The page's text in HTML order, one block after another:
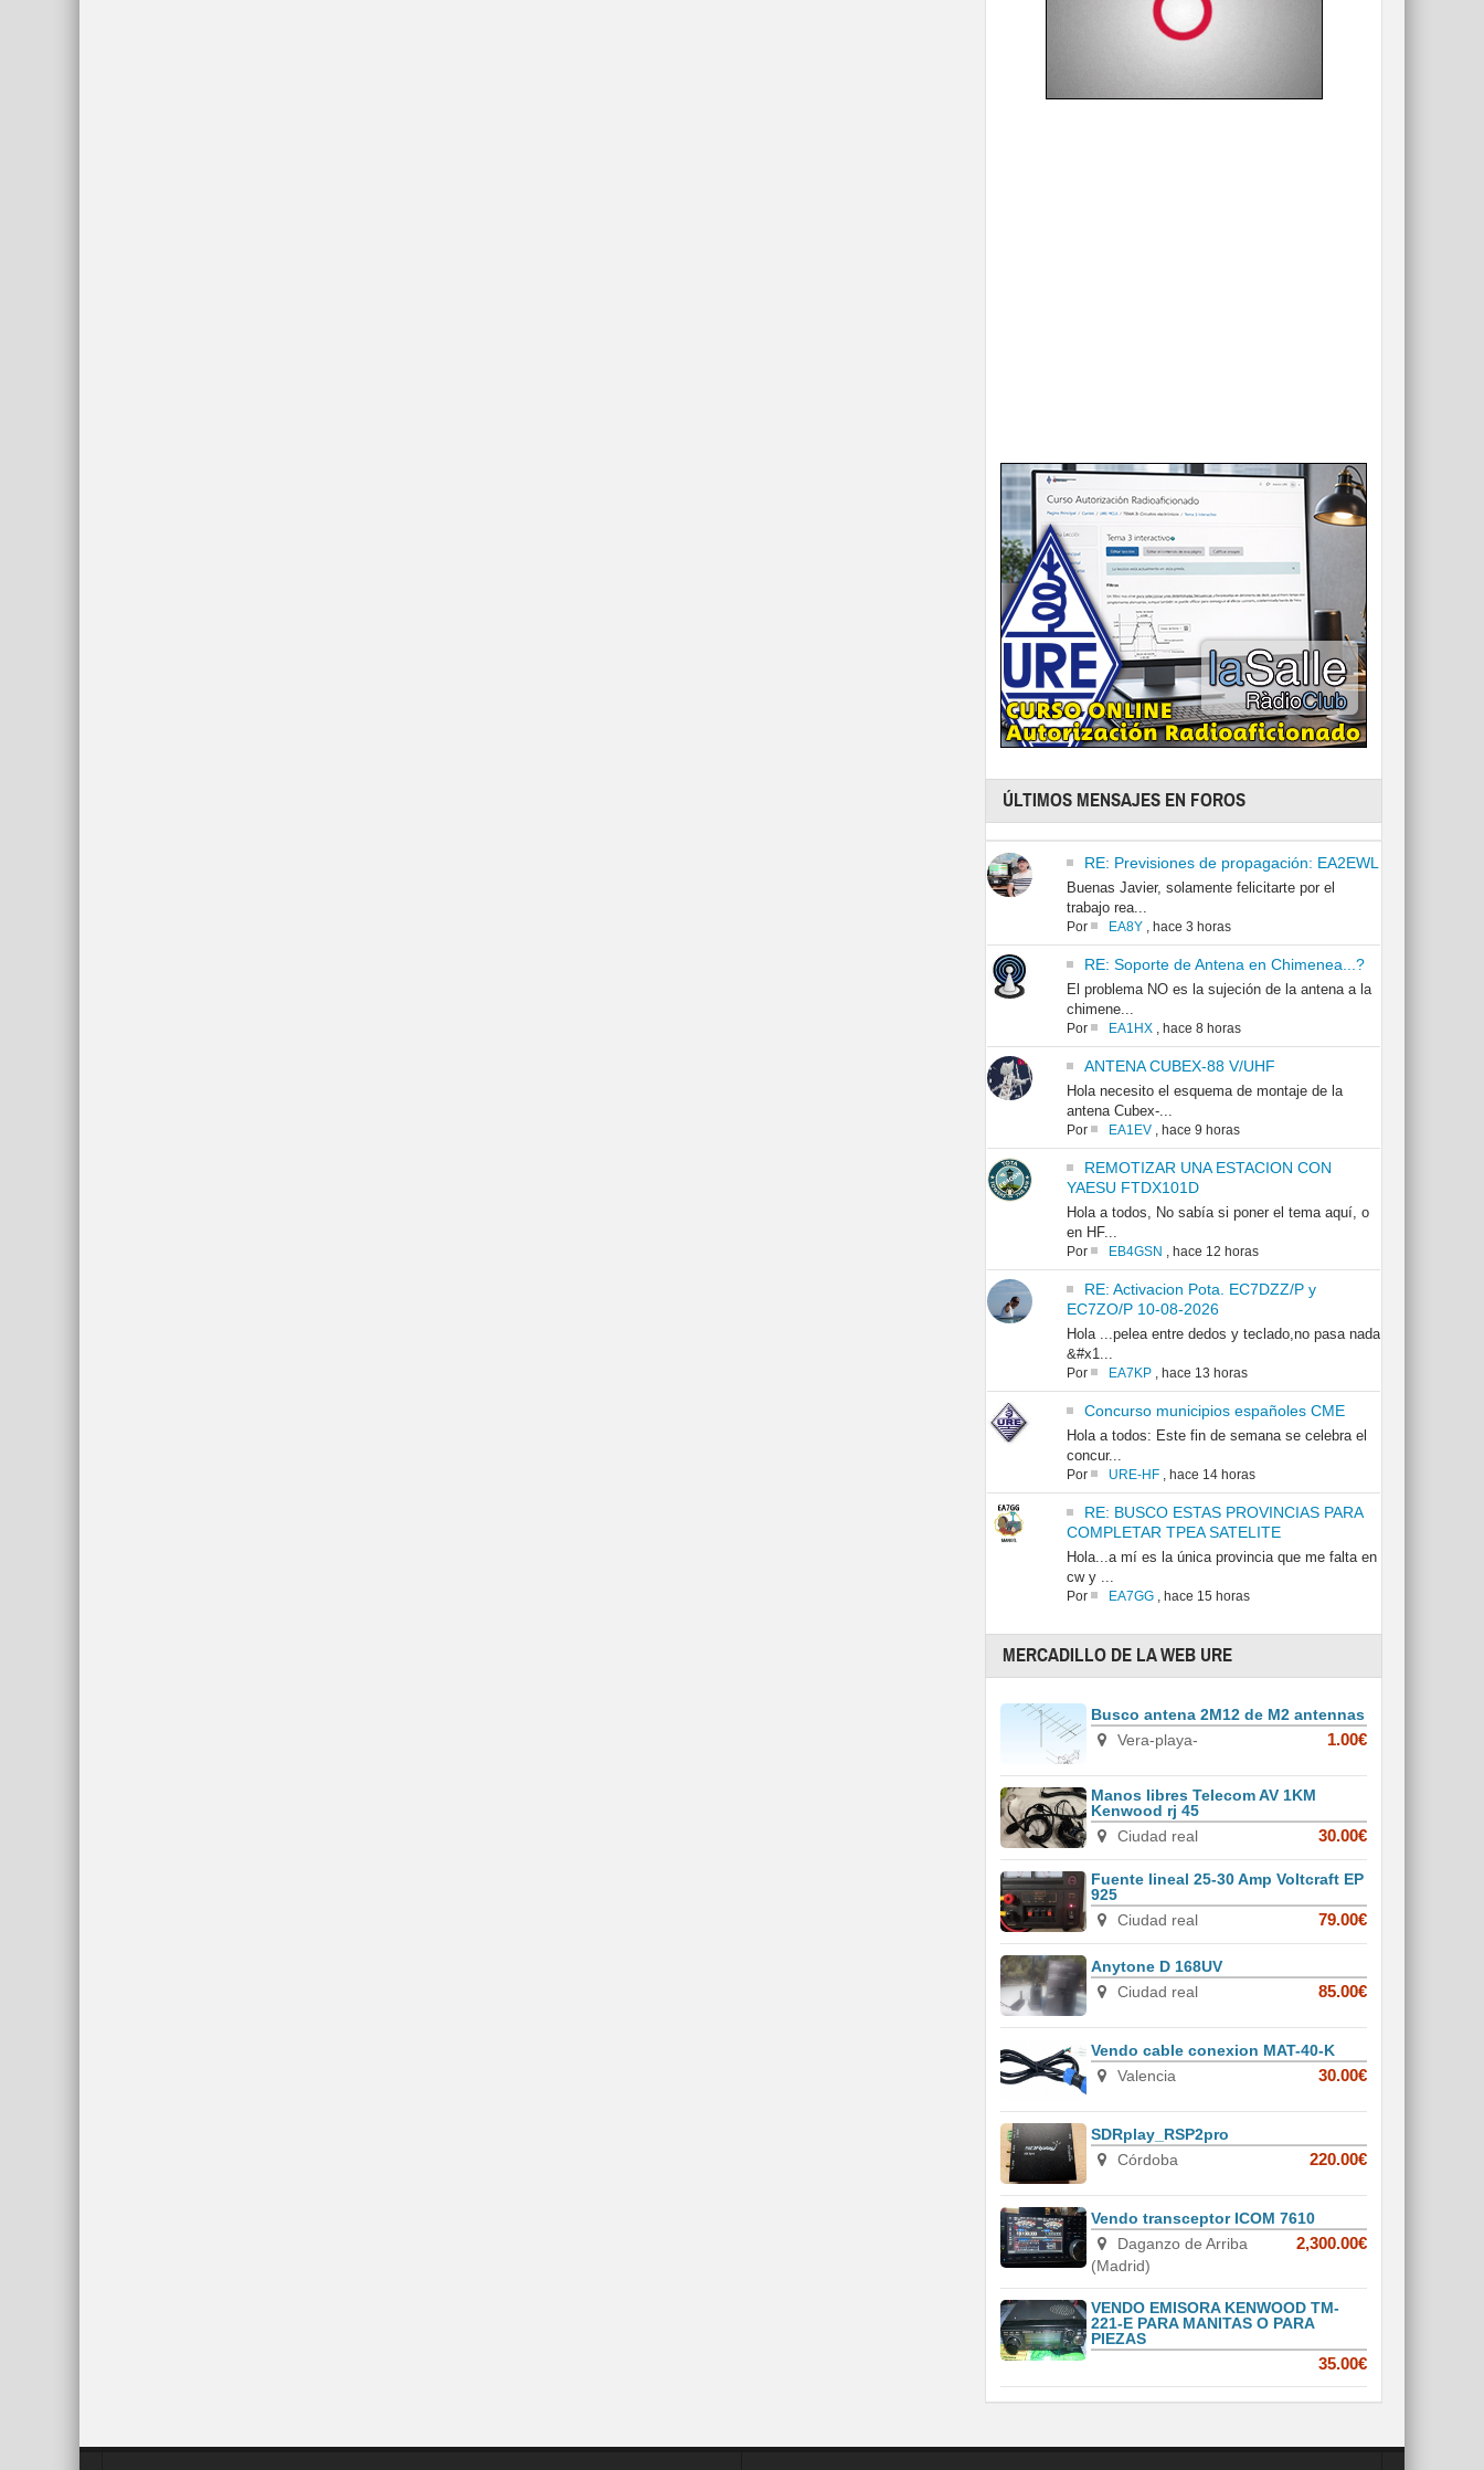
ÚLTIMOS MENSAJES EN FOROS
RE: Previsiones de propagación: EA2EWL
Buenas Javier, solamente felicitarte por el
trabajo rea...
Por EA8Y, hace 3 horas
RE: Soporte de Antena en Chimenea...?
El problema NO es la sujeción de la antena a la
chimene...
Por EA1HX, hace 8 horas
ANTENA CUBEX-88 V/UHF
Hola necesito el esquema de montaje de la
antena Cubex-...
Por EA1EV, hace 9 horas
REMOTIZAR UNA ESTACION CON
YAESU FTDX101D
Hola a todos, No sabía si poner el tema aquí, o
en HF...
Por EB4GSN , hace 12 horas
RE: Activacion Pota. EC7DZZ/P y
EC7ZO/P 10-08-2026
Hola ...pelea entre dedos y teclado,no pasa nada
&#x1...
Por EA7KP, hace 13 horas
Concurso municipios españoles CME
Hola a todos: Este fin de semana se celebra el
concur...
Por URE-HF, hace 14 horas
RE: BUSCO ESTAS PROVINCIAS PARA
COMPLETAR TPEA SATELITE
Hola...a mí es la única provincia que me falta en
cw y ...
Por EA7GG, hace 15 horas
MERCADILLO DE LA WEB URE
Busco antena 2M12 de M2 antennas
Vera-playa-
1.00€
Manos libres Telecom AV 1KM
Kenwood rj 45
Ciudad real
30.00€
Fuente lineal 25-30 Amp Voltcraft EP
925
Ciudad real
79.00€
Anytone D 168UV
Ciudad real
85.00€
Vendo cable conexion MAT-40-K
Valencia
30.00€
SDRplay_RSP2pro
Córdoba
220.00€
Vendo transceptor ICOM 7610
Daganzo de Arriba
(Madrid)
2,300.00€
VENDO EMISORA KENWOOD TM-
221-E PARA MANITAS O PARA
PIEZAS
35.00€